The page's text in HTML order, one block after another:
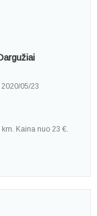
2020/05/23
Kaina nuo 23 €.